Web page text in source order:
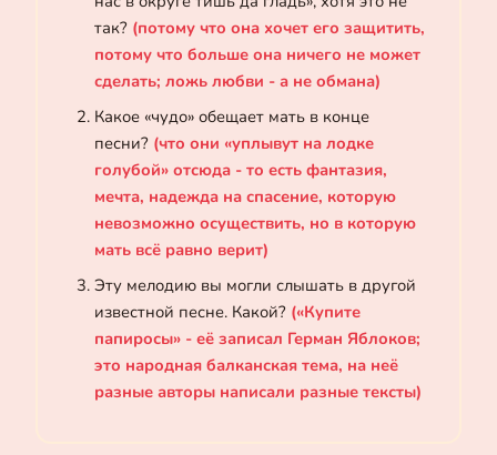
так? (потому что она хочет его защитить,
потому что больше она ничего не может
сделать; ложь любви - а не обмана)
Какое «чудо» обещает мать в конце
песни? (что они «уплывут на лодке
голубой» отсюда - то есть фантазия,
мечта, надежда на спасение, которую
невозможно осуществить, но в которую
мать всё равно верит)
Эту мелодию вы могли слышать в другой
известной песне. Какой? («Купите
папиросы» - её записал Герман Яблоков;
это народная балканская тема, на неё
разные авторы написали разные тексты)